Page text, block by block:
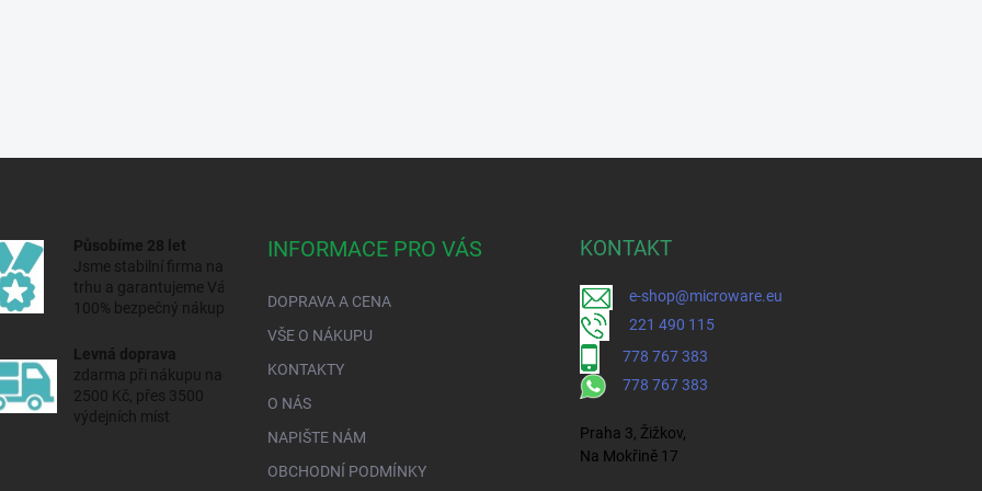
Působíme 28 let
Jsme stabilní firma na
trhu a garantujeme Vám
100% bezpečný nákup.
Levná doprava
zdarma při nákupu nad
2500 Kč, přes 3500
výdejních míst
INFORMACE PRO VÁS
DOPRAVA A CENA
VŠE O NÁKUPU
KONTAKTY
O NÁS
NAPIŠTE NÁM
OBCHODNÍ PODMÍNKY
KONTAKT
e-shop@microware.eu
221 490 115
778 767 383
778 767 383
Praha 3, Žižkov,
Na Mokřině 17